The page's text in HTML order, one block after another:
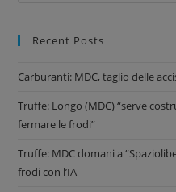
Recent Posts
Carburanti: MDC, taglio delle
Truffe: Longo (MDC) “serve
fermare le frodi”
Truffe: MDC domani a
frodi con l’IA